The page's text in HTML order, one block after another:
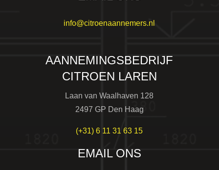
info@citroenaannemers.nl
AANNEMINGSBEDRIJF
CITROEN LAREN
Laan van Waalhaven 128
2497 GP Den Haag
(+31) 6 11 31 63 15
EMAIL ONS